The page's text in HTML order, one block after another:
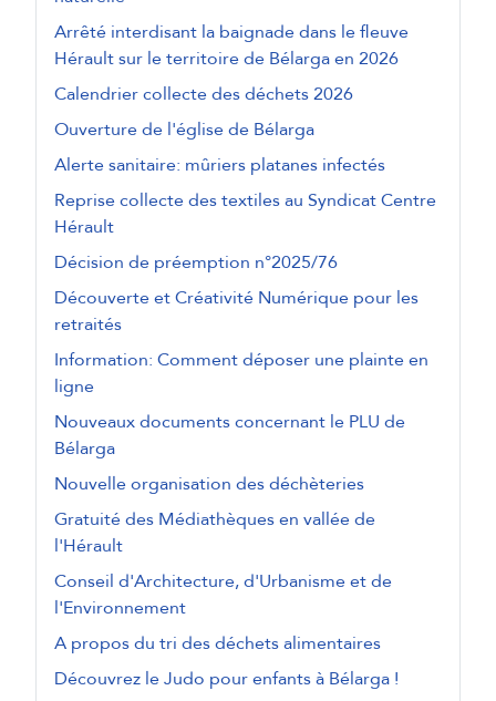
Arrêté interdisant la baignade dans le fleuve
Hérault sur le territoire de Bélarga en 2026
Calendrier collecte des déchets 2026
Ouverture de l'église de Bélarga
Alerte sanitaire: mûriers platanes infectés
Reprise collecte des textiles au Syndicat Centre
Hérault
Décision de préemption n°2025/76
Découverte et Créativité Numérique pour les
retraités
Information: Comment déposer une plainte en
ligne
Nouveaux documents concernant le PLU de
Bélarga
Nouvelle organisation des déchèteries
Gratuité des Médiathèques en vallée de
l'Hérault
Conseil d'Architecture, d'Urbanisme et de
l'Environnement
A propos du tri des déchets alimentaires
Découvrez le Judo pour enfants à Bélarga !